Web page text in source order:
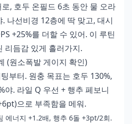
, 호두 온필드 6초 동안 물 오라
나선비경 12층에 딱 맞고, 대시
+25%를 더할 수 있어. 이 루틴
리듬감 있게 흘러가지.
(원소폭발 게이지 확인)
부터. 원충 목표는 호두 130%,
야. 라일 Q 우선 + 행추 페보니
으로 부족함을 메워.
에너지 +1.2배, 행추 6돌 +3pt/2회.